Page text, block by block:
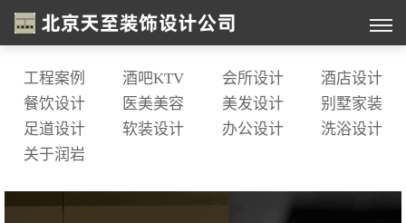
工程案例 酒吧KTV 会所设计
酒店设计
餐饮设计
医美美容 美发设计
别墅家装
足道设计
软装设计 办公设计
洗浴设计
关于润岩